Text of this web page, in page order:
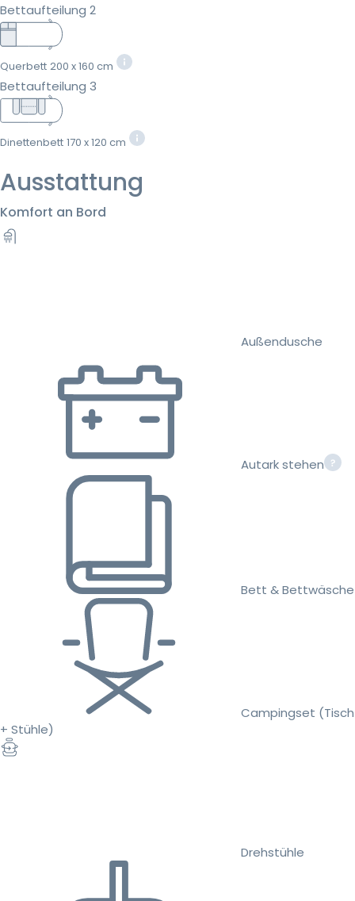
Bettaufteilung 2
Querbett 200 x 160 cm
Bettaufteilung 3
Dinettenbett 170 x 120 cm
Ausstattung
Komfort an Bord
Außendusche
Autark stehen
Bett & Bettwäsche
Campingset (Tisch
+ Stühle)
Drehstühle